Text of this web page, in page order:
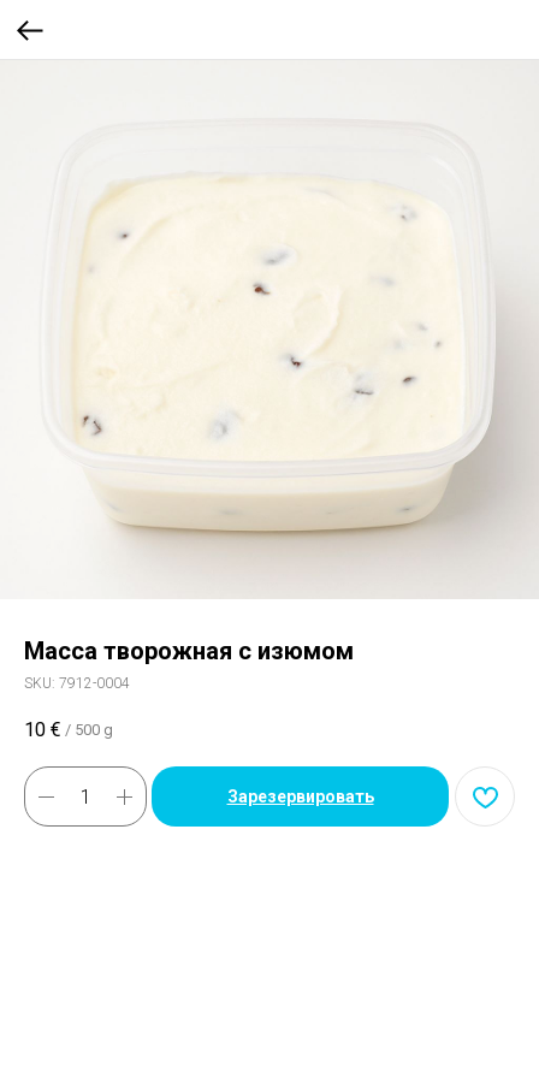
Масса творожная с изюмом
SKU: 7912-0004
10 € / 500 g
Зарезервировать